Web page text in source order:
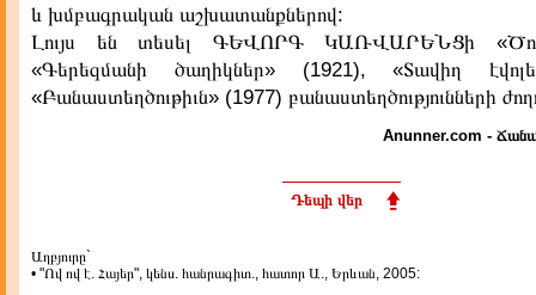
և խմբագրական աշխատանքներով:
Լույս են տեսել ԳԵՎՈՐԳ ԿԱՌՎԱՐԵՆՑի
«Գերեզմանի ծաղիկներ» (1921), «Տավիղ
«Բանաստեղծութիւն» (1977) բանաստեղծությունների
Anunner.com -
Դեպի վեր
Աղբյուրը`
• "Ով ով է. Հայեր", կենս. հանրագիտ., հատոր Ա., Երևան, 2005: